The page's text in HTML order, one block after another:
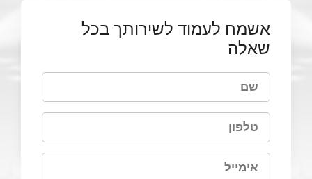
אשמח לעמוד לשירותך בכל
שאלה